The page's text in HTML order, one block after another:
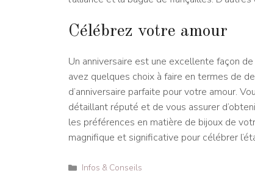
Célébrez votre amour
Un anniversaire est une excellente façon
avez quelques choix à faire en termes de
d’anniversaire parfaite pour votre amour.
détaillant réputé et de vous assurer
les préférences en matière de bijoux de
magnifique et significative pour célébrer
Catégories
Infos & Conseils